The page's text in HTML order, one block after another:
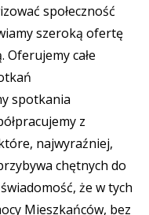
społeczność
szeroką ofertę
całe
spotkania
z
najwyraźniej,
chętnych do
że w tych
Mieszkańców, bez